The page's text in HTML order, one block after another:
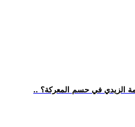
الزيدي في حسم المعركة؟